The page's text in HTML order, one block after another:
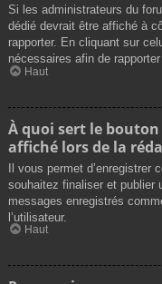
Si les administrateurs du
dédié devrait être affiché à
rapporter. En cliquant sur
nécessaires afin de
Haut
À quoi sert le
affiché lors de la
Il vous permet
souhaitez finaliser et publier
messages enregistrés
l’utilisateur.
Haut